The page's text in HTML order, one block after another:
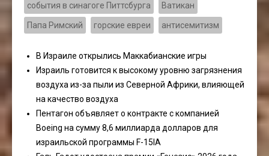
события в синагоге Питтсбурга Ватикан
Папа Римский горские евреи антисемитизм
В Израиле открылись Маккабианские игры
Израиль готовится к высокому уровню загрязнения
воздуха из-за пыли из Северной Африки, влияющей
на качество воздуха
Пентагон объявляет о контракте с компанией
Boeing на сумму 8,6 миллиарда долларов для
израильской программы F-15IA